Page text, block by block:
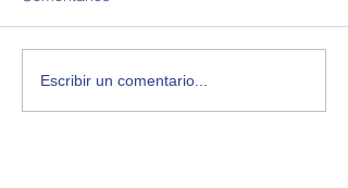
Escribir un comentario...